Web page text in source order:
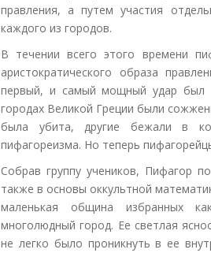
правления, а путем участия
каждого из городов.
В течении всего этого времени
аристократического образа
первый, и самый мощный удар был
городах Великой Греции были
была убита, другие бежали в
пифагореизма. Но теперь
Собрав группу учеников, Пифагор
также в основы оккультной
маленькая община избранных
многолюдный город. Ее светлая
не легко было проникнуть в ее